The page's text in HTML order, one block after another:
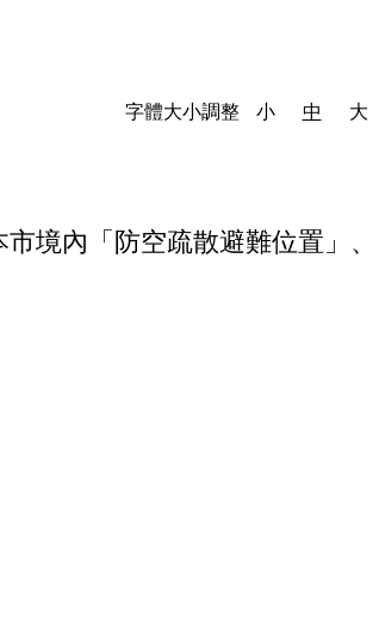
字體大小調整 小 中
大
境內「防空疏散避難位置」、